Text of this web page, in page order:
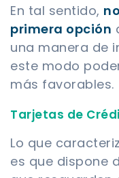
En tal sentido,
primera opción
una manera de
este modo
más favorables.
Tarjetas de
Lo que
es que dispone